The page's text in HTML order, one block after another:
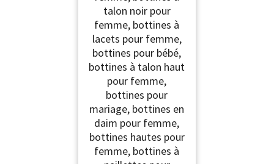
talon noir pour
femme, bottines à
lacets pour femme,
bottines pour bébé,
bottines à talon haut
pour femme,
bottines pour
mariage, bottines en
daim pour femme,
bottines hautes pour
femme, bottines à